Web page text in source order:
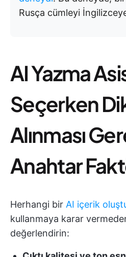
Rusça cümleyi
AI Yazma
Seçerken
Alınması
Anahtar
Herhangi bir AI içerik
kullanmaya karar
değerlendirin: